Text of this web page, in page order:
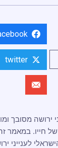
twitter
ירושה מסובך
חייו. במאמר
לענייני